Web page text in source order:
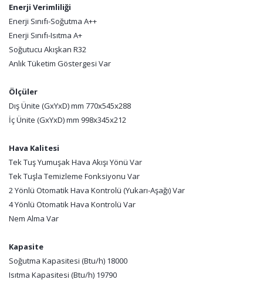
Enerji Verimliliği
Enerji Sınıfı-Soğutma A++
Enerji Sınıfı-Isıtma A+
Soğutucu Akışkan R32
Anlık Tüketim Göstergesi Var
Ölçüler
Dış Ünite (GxYxD) mm 770x545x288
İç Ünite (GxYxD) mm 998x345x212
Hava Kalitesi
Tek Tuş Yumuşak Hava Akışı Yönü Var
Tek Tuşla Temizleme Fonksiyonu Var
2 Yönlü Otomatik Hava Kontrolü (Yukarı-Aşağı) Var
4 Yönlü Otomatik Hava Kontrolü Var
Nem Alma Var
Kapasite
Soğutma Kapasitesi (Btu/h) 18000
Isıtma Kapasitesi (Btu/h) 19790